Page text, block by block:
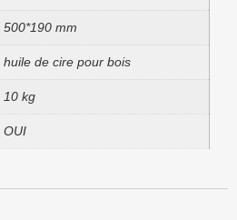
500*190 mm
huile de cire pour bois
10 kg
OUI